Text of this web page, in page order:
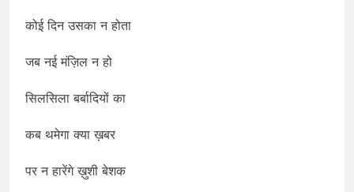
कोई दिन उसका न होता
जब नई मंज़िल न हो
सिलसिला बर्बादियों का
कब थमेगा क्या ख़बर
पर न हारेंगे ख़ुशी बेशक